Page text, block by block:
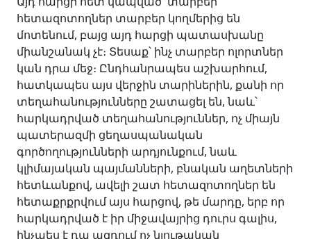
հետազոտողներ տարբեր կողմերից են
մոտենում, բայց այդ հարցի պատասխանը
միանշանակ չէ։ Տեսաք՝ ինչ տարբեր ոլորտներ
կան դրա մեջ։ Ընդհանրապես աշխարհում,
հատկապես այս վերջին տարիներին, քանի որ
տեղահանությունները շատացել են, նաև՝
հարկադրված տեղահանություններ, ոչ միայն
պատերազմի ցեղասպանական
գործողությունների արդյունքում, նաև
կլիմայական պայմանների, բնական աղետների
հետևանքով, ավելի շատ հետազոտողներ են
հետաքրքրվում այս հարցով, թե մարդը, երբ որ
հարկադրված է իր միջավայրից դուրս գալիս,
ինչպես է դա ազդում ոչ նյութական